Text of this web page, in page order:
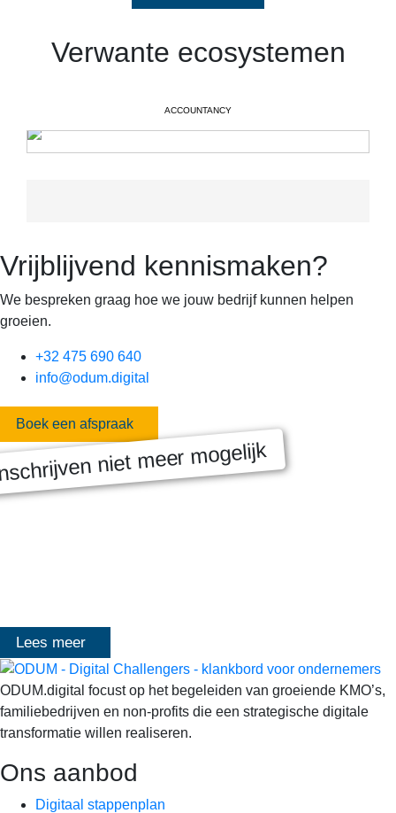
Verwante ecosystemen
ACCOUNTANCY
Vrijblijvend kennismaken?
We bespreken graag hoe we jouw bedrijf kunnen helpen
groeien.
+32 475 690 640
info@odum.digital
Boek een afspraak
niet meer mogelijk
MASTERCLASS 2025
Lees meer
ODUM.digital focust op het begeleiden van groeiende KMO’s,
familiebedrijven en non-profits die een strategische digitale
transformatie willen realiseren.
Ons aanbod
Digitaal stappenplan